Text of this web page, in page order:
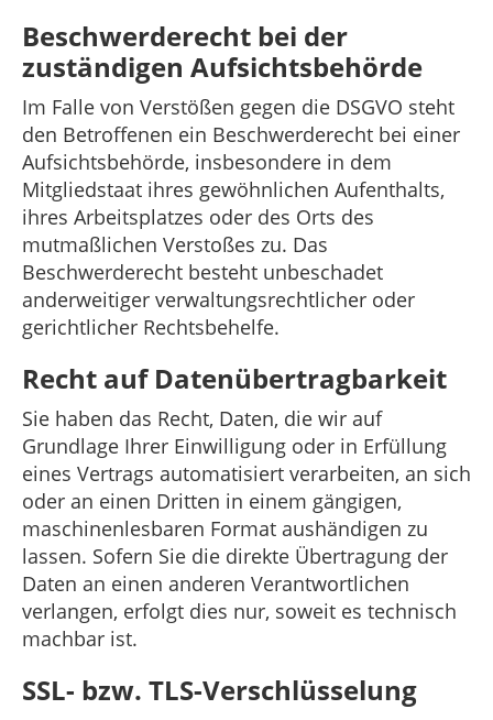
Beschwerderecht bei der
zuständigen Aufsichtsbehörde
Im Falle von Verstößen gegen die DSGVO steht
den Betroffenen ein Beschwerderecht bei einer
Aufsichtsbehörde, insbesondere in dem
Mitgliedstaat ihres gewöhnlichen Aufenthalts,
ihres Arbeitsplatzes oder des Orts des
mutmaßlichen Verstoßes zu. Das
Beschwerderecht besteht unbeschadet
anderweitiger verwaltungsrechtlicher oder
gerichtlicher Rechtsbehelfe.
Recht auf Datenübertragbarkeit
Sie haben das Recht, Daten, die wir auf
Grundlage Ihrer Einwilligung oder in Erfüllung
eines Vertrags automatisiert verarbeiten, an sich
oder an einen Dritten in einem gängigen,
maschinenlesbaren Format aushändigen zu
lassen. Sofern Sie die direkte Übertragung der
Daten an einen anderen Verantwortlichen
verlangen, erfolgt dies nur, soweit es technisch
machbar ist.
SSL- bzw. TLS-Verschlüsselung